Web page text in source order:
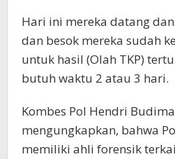
Hari ini mereka datang
dan besok mereka sudah
untuk hasil (Olah TKP)
butuh waktu 2 atau 3 hari.
Kombes Pol Hendri
mengungkapkan, bahwa
memiliki ahli forensik